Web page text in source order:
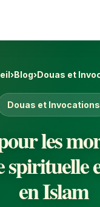
›Blog›Douas et
Douas et Invocations
les
en Islam